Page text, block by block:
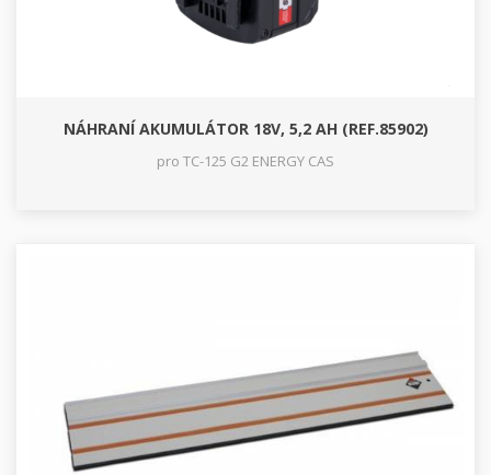
NÁHRANÍ AKUMULÁTOR 18V, 5,2 AH (REF.85902)
pro TC-125 G2 ENERGY CAS